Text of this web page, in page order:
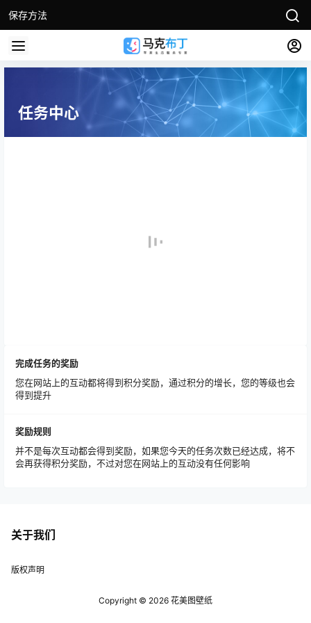
保存方法
任务中心
完成任务的奖励
您在网站上的互动都将得到积分奖励，通过积分的增长，您的等级也会
得到提升
奖励规则
并不是每次互动都会得到奖励，如果您今天的任务次数已经达成，将不
会再获得积分奖励，不过对您在网站上的互动没有任何影响
关于我们
版权声明
Copyright © 2026 花美图壁纸